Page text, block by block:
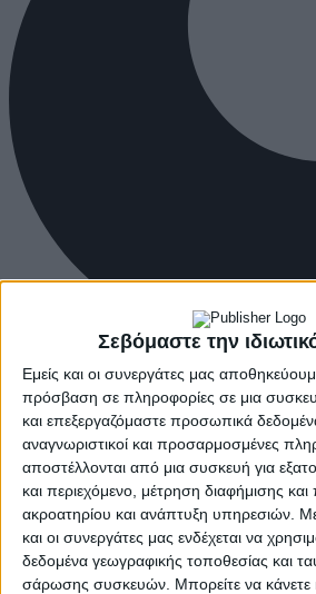
Σεβόμαστε την
Εμείς και οι συνεργάτες μας
πρόσβαση σε πληροφορίες σε μια
και επεξεργαζόμαστε προσωπικά
αναγνωριστικοί και προσαρμοσμένες
αποστέλλονται από μια συσκευή για
και περιεχόμενο, μέτρηση διαφήμισης
ακροατηρίου και ανάπτυξη υπηρεσιών.
και οι συνεργάτες μας ενδέχεται να
δεδομένα γεωγραφικής τοποθεσίας και
σάρωσης συσκευών. Μπορείτε να κάνετε